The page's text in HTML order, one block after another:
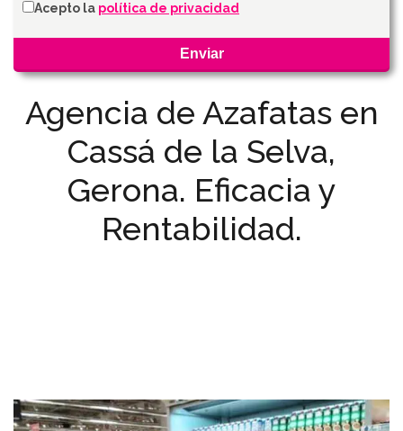
Agencia de Azafatas en
Cassá de la Selva,
Gerona. Eficacia y
Rentabilidad.
Acepto la política de privacidad